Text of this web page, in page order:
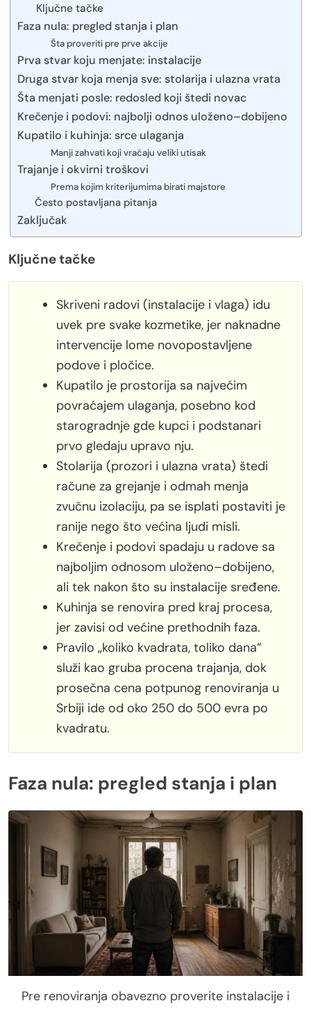
Ključne tačke
Faza nula: pregled stanja i plan
Šta proveriti pre prve akcije
Prva stvar koju menjate: instalacije
Druga stvar koja menja sve: stolarija i ulazna vrata
Šta menjati posle: redosled koji štedi novac
Krečenje i podovi: najbolji odnos uloženo–dobijeno
Kupatilo i kuhinja: srce ulaganja
Manji zahvati koji vraćaju veliki utisak
Trajanje i okvirni troškovi
Prema kojim kriterijumima birati majstore
Često postavljana pitanja
Zaključak
Ključne tačke
Skriveni radovi (instalacije i vlaga) idu
uvek pre svake kozmetike, jer naknadne
intervencije lome novopostavljene
podove i pločice.
Kupatilo je prostorija sa najvećim
povraćajem ulaganja, posebno kod
starogradnje gde kupci i podstanari
prvo gledaju upravo nju.
Stolarija (prozori i ulazna vrata) štedi
račune za grejanje i odmah menja
zvučnu izolaciju, pa se isplati postaviti je
ranije nego što većina ljudi misli.
Krečenje i podovi spadaju u radove sa
najboljim odnosom uloženo–dobijeno,
ali tek nakon što su instalacije sređene.
Kuhinja se renovira pred kraj procesa,
jer zavisi od većine prethodnih faza.
Pravilo „koliko kvadrata, toliko dana”
služi kao gruba procena trajanja, dok
prosečna cena potpunog renoviranja u
Srbiji ide od oko 250 do 500 evra po
kvadratu.
Faza nula: pregled stanja i plan
Pre renoviranja obavezno proverite instalacije i